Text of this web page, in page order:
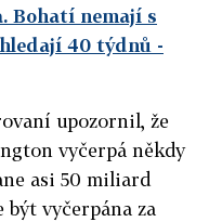
Bohatí nemají s
40 týdnů -
upozornil, že
vyčerpá někdy
asi 50 miliard
být vyčerpána za